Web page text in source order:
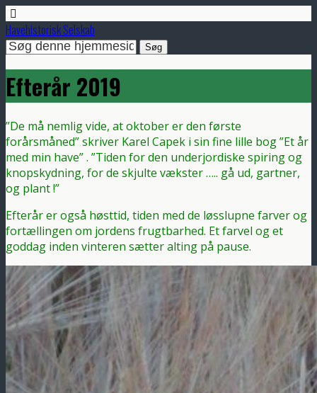
Havehistorisk Selskab
Efterår 2019
”De må nemlig vide, at oktober er den første
forårsmåned” skriver Karel Capek i sin fine lille bog ”Et år
med min have” . ”Tiden for den underjordiske spiring og
knopskydning, for de skjulte vækster ….. gå ud, gartner,
og plant !”
Efterår er også høsttid, tiden med de løsslupne farver og
fortællingen om jordens frugtbarhed. Et farvel og et
goddag inden vinteren sætter alting på pause.